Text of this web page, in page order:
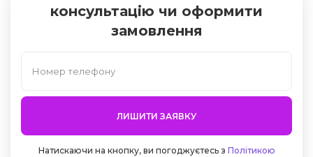
консультацію чи оформити
замовлення
ЛИШИТИ ЗАЯВКУ
Натискаючи на кнопку, ви погоджуєтесь з Політикою